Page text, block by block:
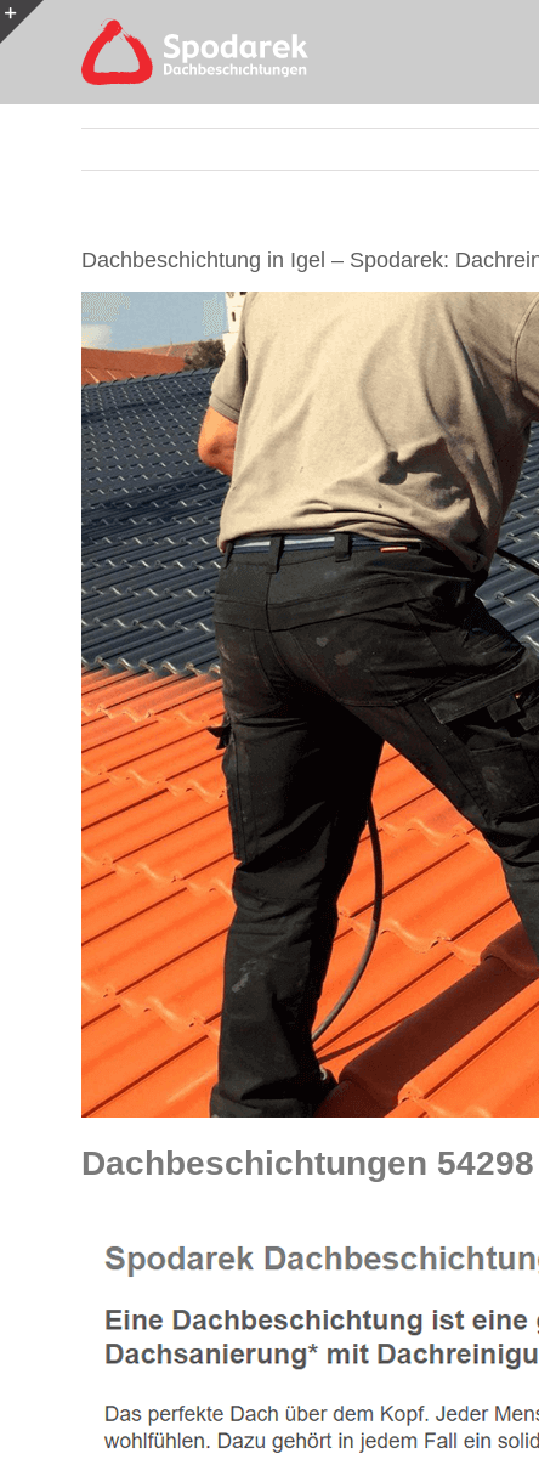
Skip
to
Dachbeschichtung in Igel – Spodarek:
Dachbeschichtungen
Bar